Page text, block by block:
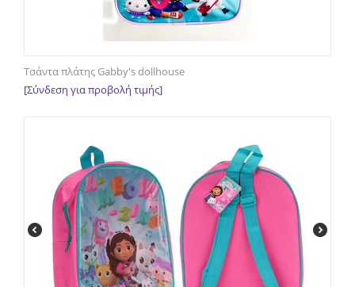
Τσάντα πλάτης Gabby's dollhouse
[Σύνδεση για προβολή τιμής]